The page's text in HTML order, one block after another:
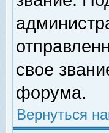
свое
форума.
Вернуться